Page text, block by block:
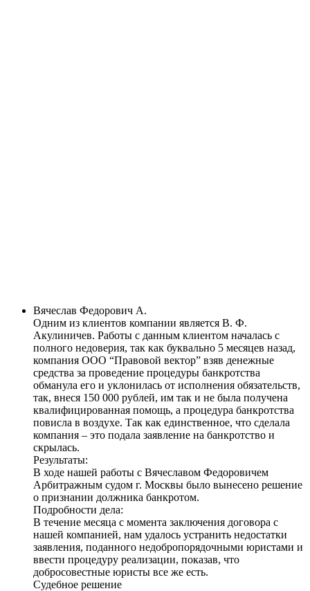
Вячеслав Федорович А.
Одним из клиентов компании является В. Ф.
Акулиничев. Работы с данным клиентом началась с
полного недоверия, так как буквально 5 месяцев назад,
компания ООО “Правовой вектор” взяв денежные
средства за проведение процедуры банкротства
обманула его и уклонилась от исполнения обязательств,
так, внеся 150 000 рублей, им так и не была получена
квалифицированная помощь, а процедура банкротства
повисла в воздухе. Так как единственное, что сделала
компания – это подала заявление на банкротство и
скрылась.
Результаты:
В ходе нашей работы с Вячеславом Федоровичем
Арбитражным судом г. Москвы было вынесено решение
о признании должника банкротом.
Подробности дела:
В течение месяца с момента заключения договора с
нашей компанией, нам удалось устранить недостатки
заявления, поданного недобропорядочными юристами и
ввести процедуру реализации, показав, что
добросовестные юристы все же есть.
Судебное решение